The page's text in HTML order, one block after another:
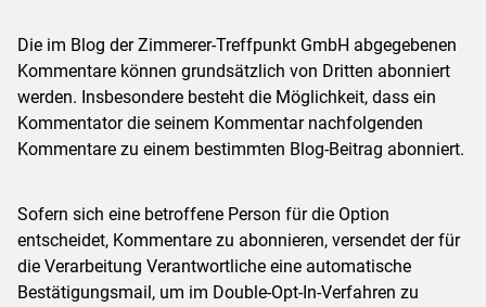
Die im Blog der Zimmerer-Treffpunkt GmbH abgegebenen
Kommentare können grundsätzlich von Dritten abonniert
werden. Insbesondere besteht die Möglichkeit, dass ein
Kommentator die seinem Kommentar nachfolgenden
Kommentare zu einem bestimmten Blog-Beitrag abonniert.
Sofern sich eine betroffene Person für die Option
entscheidet, Kommentare zu abonnieren, versendet der für
die Verarbeitung Verantwortliche eine automatische
Bestätigungsmail, um im Double-Opt-In-Verfahren zu